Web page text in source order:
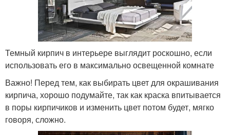
Темный кирпич в интерьере выглядит роскошно, если
использовать его в максимально освещенной комнате
Важно! Перед тем, как выбирать цвет для окрашивания
кирпича, хорошо подумайте, так как краска впитывается
в поры кирпичиков и изменить цвет потом будет, мягко
говоря, сложно.